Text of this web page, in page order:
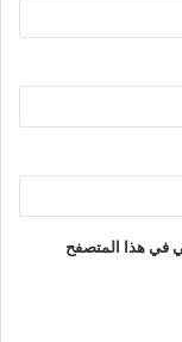
في هذا المتصفح